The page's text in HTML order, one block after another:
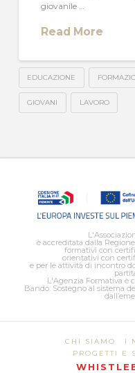
giovanile …
Read More
EDUCAZIONE
GIOVANI LAVORO
è accreditata dalla
formativi con
orientativi con
e per le attività di incontro
L'Agenzia Formativa è
Bando: Sostegno al sistema
CHI SIAMO I
PROGETTI E